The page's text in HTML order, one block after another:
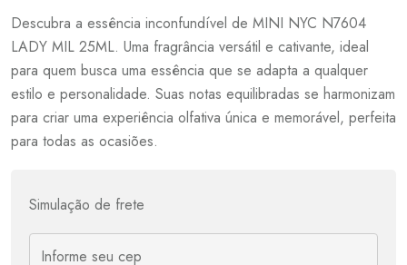
Descubra a essência inconfundível de MINI NYC N7604
LADY MIL 25ML. Uma fragrância versátil e cativante, ideal
para quem busca uma essência que se adapta a qualquer
estilo e personalidade. Suas notas equilibradas se harmonizam
para criar uma experiência olfativa única e memorável, perfeita
para todas as ocasiões.
Simulação de frete